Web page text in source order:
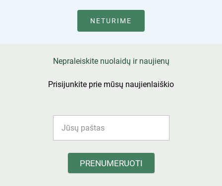
NETURIME
Nepraleiskite nuolaidų ir naujienų
Prisijunkite prie mūsų naujienlaiškio
PRENUMERUOTI